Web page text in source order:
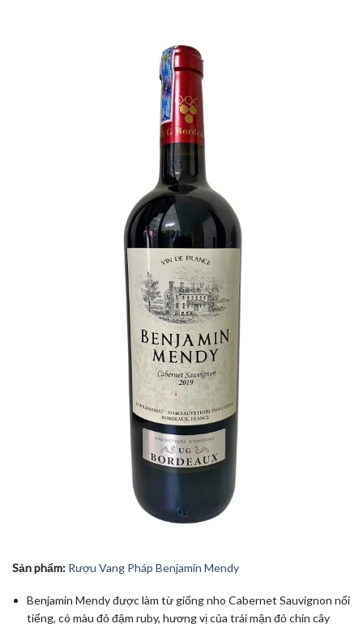
Sản phẩm: Rượu Vang Pháp Benjamin Mendy
Benjamin Mendy được làm từ giống nho Cabernet Sauvignon nổi
tiếng, có màu đỏ đậm ruby, hương vị của trái mận đỏ chín cây